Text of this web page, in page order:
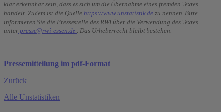
klar erkennbar sein, dass es sich um die Übernahme eines fremden Textes
handelt. Zudem ist die Quelle https://www.unstatistik.de zu nennen. Bitte
informieren Sie die Pressestelle des RWI über die Verwendung des Textes
unter presse@rwi-essen.de . Das Urheberrecht bleibt bestehen.
Pressemitteilung im pdf-Format
Zurück
Alle Unstatistiken